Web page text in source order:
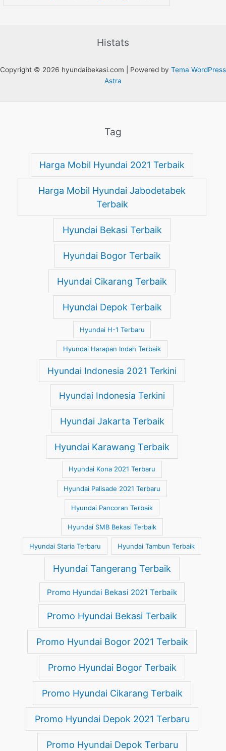
Histats
Copyright © 2026 hyundaibekasi.com | Powered by Tema WordPress
Astra
Tag
Harga Mobil Hyundai 2021 Terbaik
Harga Mobil Hyundai Jabodetabek
Terbaik
Hyundai Bekasi Terbaik
Hyundai Bogor Terbaik
Hyundai Cikarang Terbaik
Hyundai Depok Terbaik
Hyundai H-1 Terbaru
Hyundai Harapan Indah Terbaik
Hyundai Indonesia 2021 Terkini
Hyundai Indonesia Terkini
Hyundai Jakarta Terbaik
Hyundai Karawang Terbaik
Hyundai Kona 2021 Terbaru
Hyundai Palisade 2021 Terbaru
Hyundai Pancoran Terbaik
Hyundai SMB Bekasi Terbaik
Hyundai Staria Terbaru Hyundai Tambun Terbaik
Hyundai Tangerang Terbaik
Promo Hyundai Bekasi 2021 Terbaik
Promo Hyundai Bekasi Terbaik
Promo Hyundai Bogor 2021 Terbaik
Promo Hyundai Bogor Terbaik
Promo Hyundai Cikarang Terbaik
Promo Hyundai Depok 2021 Terbaru
Promo Hyundai Depok Terbaru